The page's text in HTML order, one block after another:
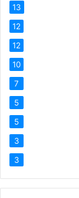
13
12
12
10
7
5
5
3
3